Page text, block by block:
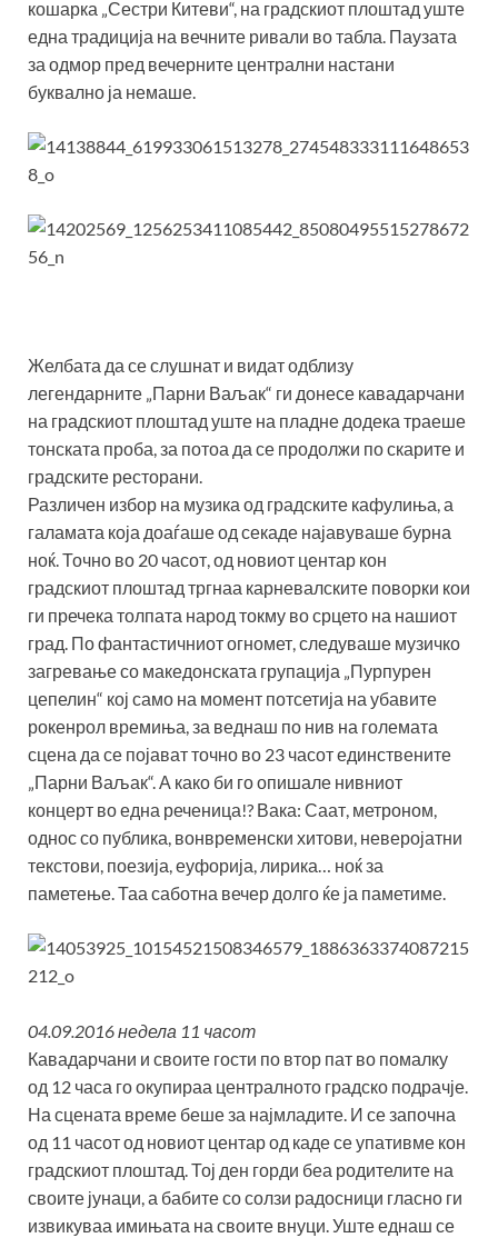
кошарка „Сестри Китеви“, на градскиот плоштад уште
една традиција на вечните ривали во табла. Паузата
за одмор пред вечерните централни настани
буквално ја немаше.
Желбата да се слушнат и видат одблизу
легендарните „Парни Ваљак“ ги донесе кавадарчани
на градскиот плоштад уште на пладне додека траеше
тонската проба, за потоа да се продолжи по скарите и
градските ресторани.
Различен избор на музика од градските кафулиња, а
галамата која доаѓаше од секаде најавуваше бурна
ноќ. Точно во 20 часот, од новиот центар кон
градскиот плоштад тргнаа карневалските поворки кои
ги пречека толпата народ токму во срцето на нашиот
град. По фантастичниот огномет, следуваше музичко
загревање со македонската групација „Пурпурен
цепелин“ кој само на момент потсетија на убавите
рокенрол времиња, за веднаш по нив на големата
сцена да се појават точно во 23 часот единствените
„Парни Ваљак“. А како би го опишале нивниот
концерт во една реченица!? Вака: Саат, метроном,
однос со публика, вонвременски хитови, неверојатни
текстови, поезија, еуфорија, лирика… ноќ за
паметење. Таа саботна вечер долго ќе ја паметиме.
04.09.2016 недела 11 часот
Кавадарчани и своите гости по втор пат во помалку
од 12 часа го окупираа централното градско подрачје.
На сцената време беше за најмладите. И се започна
од 11 часот од новиот центар од каде се упативме кон
градскиот плоштад. Тој ден горди беа родителите на
своите јунаци, а бабите со солзи радосници гласно ги
извикуваа имињата на своите внуци. Уште еднаш се